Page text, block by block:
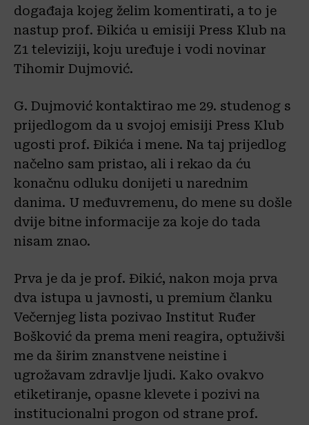
događaja kojeg želim komentirati, a to je
nastup prof. Đikića u emisiji Press Klub na
Z1 televiziji, koju uređuje i vodi novinar
Tihomir Dujmović.
G. Dujmović kontaktirao me 29. studenog s
prijedlogom da u svojoj emisiji Press Klub
ugosti prof. Đikića i mene. Na taj prijedlog
načelno sam pristao, ali i rekao da ću
konačnu odluku donijeti u narednim
danima. U međuvremenu, do mene su došle
dvije bitne informacije za koje do tada
nisam znao.
Prva je da je prof. Đikić, nakon moja prva
dva istupa u javnosti, u premium članku
Večernjeg lista pozivao Institut Ruđer
Bošković da prema meni reagira, optuživši
me da širim znanstvene neistine i
ugrožavam zdravlje ljudi. Kako ovakvo
etiketiranje, opasne klevete i pozivi na
institucionalni progon od strane prof.